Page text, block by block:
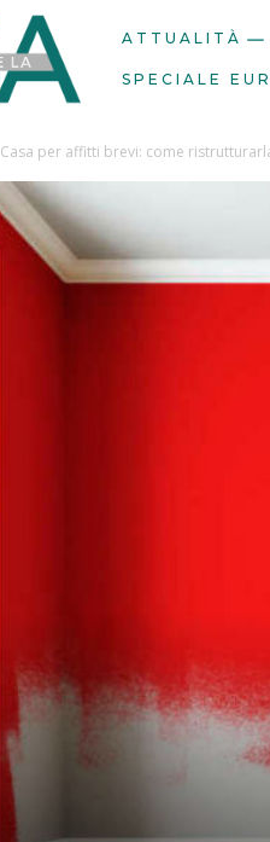
ATTUALITÀ
SPECIALE
Casa per affitti brevi: come